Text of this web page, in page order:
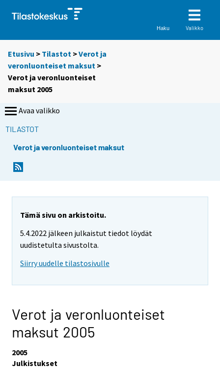
Haku Valikko
Etusivu > Tilastot >Verot ja
veronluonteiset maksut >
Verot ja veronluonteiset
maksut 2005
Avaa valikko
TILASTOT
Verot ja veronluonteiset maksut
Tämä sivu on arkistoitu.
5.4.2022 jälkeen julkaistut tiedot löydät
uudistetulta sivustolta.
Siirry uudelle tilastosivulle
Verot ja veronluonteiset
maksut 2005
2005
Julkistukset